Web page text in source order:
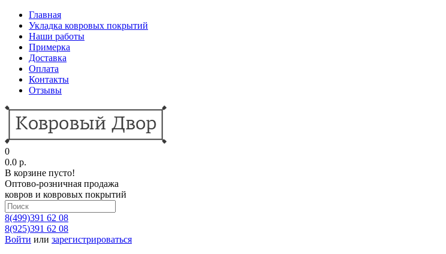
Главная
Укладка ковровых покрытий
Наши работы
Примерка
Доставка
Оплата
Контакты
Отзывы
0
0.0 р.
В корзине пусто!
Оптово-розничная продажа
ковров и ковровых покрытий
8(499)391 62 08
8(925)391 62 08
Войти или зарегистрироваться